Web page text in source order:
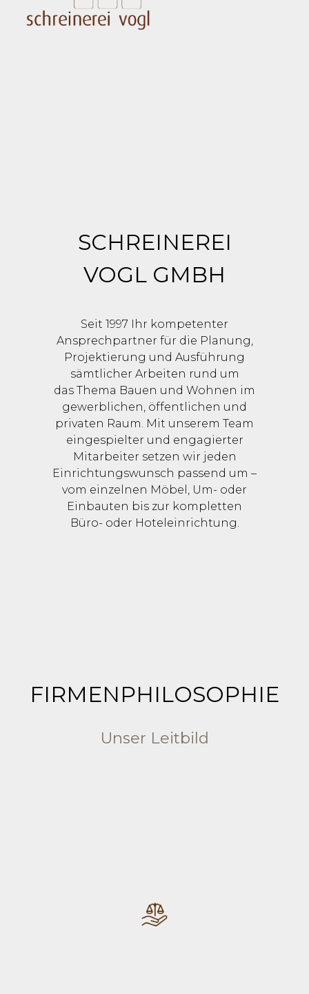
SCHREINEREI
VOGL GMBH
Seit 1997 Ihr kompetenter
Ansprechpartner für die Planung,
Projektierung und Ausführung
sämtlicher Arbeiten rund um
das Thema Bauen und Wohnen im
gewerblichen, öffentlichen und
privaten Raum. Mit unserem Team
eingespielter und engagierter
Mitarbeiter setzen wir jeden
Einrichtungswunsch passend um –
vom einzelnen Möbel, Um- oder
Einbauten bis zur kompletten
Büro- oder Hoteleinrichtung.
FIRMENPHILOSOPHIE
Unser Leitbild